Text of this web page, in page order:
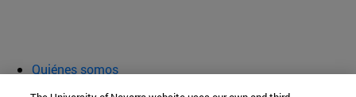
Quiénes somos